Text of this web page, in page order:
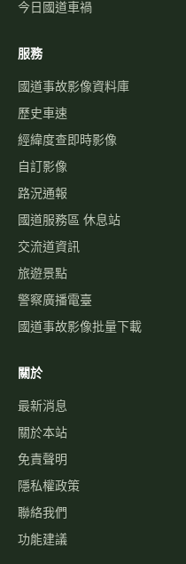
今日國道車禍
服務
國道事故影像資料庫
歷史車速
經緯度查即時影像
自訂影像
路況通報
國道服務區 休息站
交流道資訊
旅遊景點
警察廣播電臺
國道事故影像批量下載
關於
最新消息
關於本站
免責聲明
隱私權政策
聯絡我們
功能建議